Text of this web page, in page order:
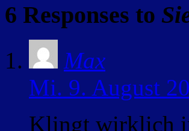
6 Responses to
Max
Mi. 9. August
Klingt wirklich